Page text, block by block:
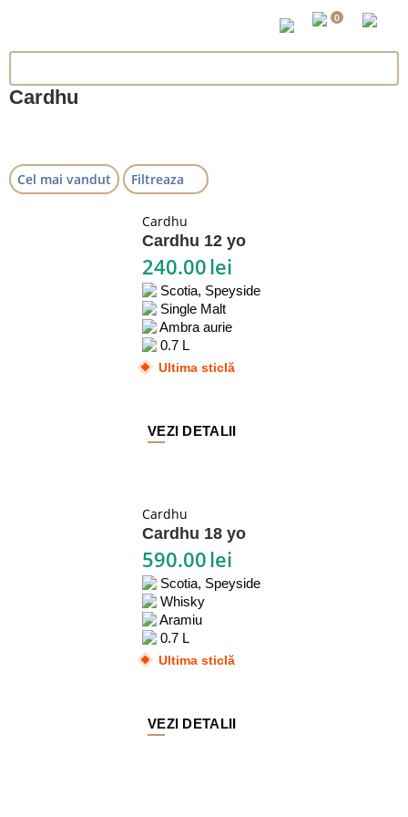
0
Cardhu
Cel mai vandut Filtreaza
Cardhu
Cardhu 12 yo
240.00lei
Scotia, Speyside
Single Malt
Ambra aurie
0.7 L
Ultima sticlă
VEZI DETALII
Cardhu
Cardhu 18 yo
590.00lei
Scotia, Speyside
Whisky
Aramiu
0.7 L
Ultima sticlă
VEZI DETALII